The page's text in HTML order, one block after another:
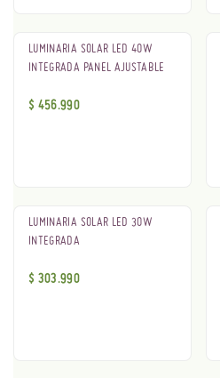
Oferta
LUMINARIA SOLAR LED 40W
INTEGRADA PANEL AJUSTABLE
$ 456.990
Oferta
LUMINARIA SOLAR LED 30W
INTEGRADA
$ 303.990